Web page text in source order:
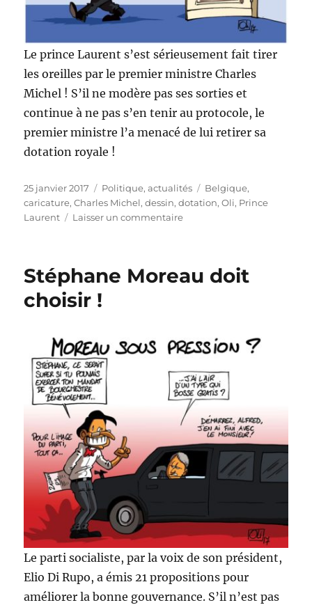
Le prince Laurent s’est sérieusement fait tirer
les oreilles par le premier ministre Charles
Michel ! S’il ne modère pas ses sorties et
continue à ne pas s’en tenir au protocole, le
premier ministre l’a menacé de lui retirer sa
dotation royale !
Publié
le
25 janvier 2017 Catégories
Politique, actualités Étiquettes
Belgique,
caricature,Charles Michel,dessin,dotation,Oli, Prince
Laurent
Laisser un commentairesur
!
Stéphane Moreau doit
choisir !
Le parti socialiste, par la voix de son président,
Elio Di Rupo, a émis 21 propositions pour
améliorer la bonne gouvernance. S’il n’est pas